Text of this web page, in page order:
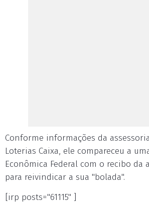
Conforme informações da
Loterias Caixa, ele compareceu a
Econômica Federal com o recibo da
para reivindicar a sua "bolada".
[irp posts="61115" ]